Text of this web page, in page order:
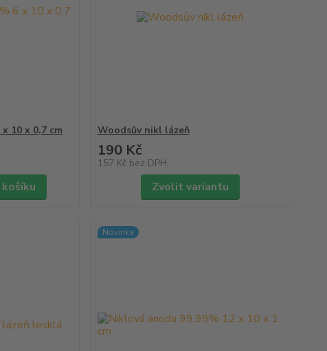
10 x 0,7 cm Woodsův nikl lázeň
190 Kč
157 Kč bez DPH
Zvolit variantu
Novinka